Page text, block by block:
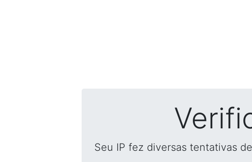
Seu IP fez diversas tentativas